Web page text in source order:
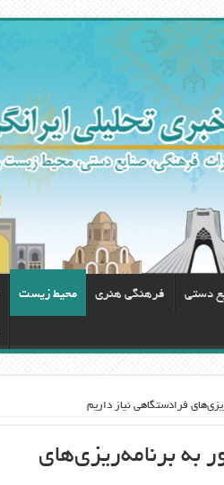
دستی فرهنگی هنری محيط زيست
فرادستگاهی نیاز داریم
به برنامه‌ریزی‌های